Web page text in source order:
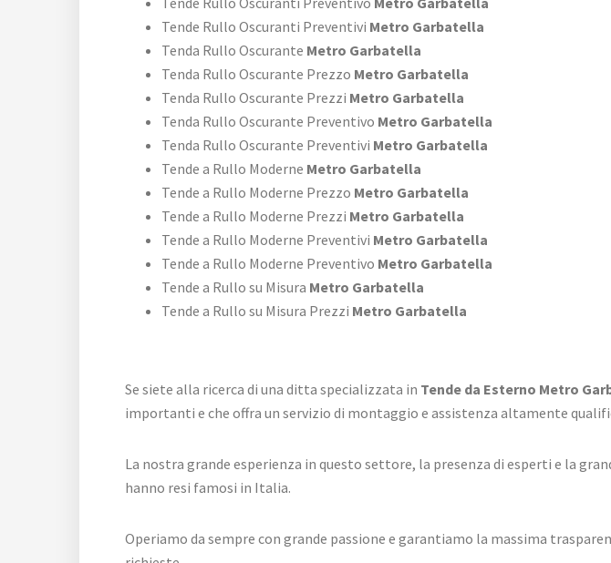
Tende Rullo Oscuranti Preventivi Metro Garbatella
Tenda Rullo Oscurante Metro Garbatella
Tenda Rullo Oscurante Prezzo Metro Garbatella
Tenda Rullo Oscurante Prezzi Metro Garbatella
Tenda Rullo Oscurante Preventivo Metro Garbatella
Tenda Rullo Oscurante Preventivi Metro Garbatella
Tende a Rullo Moderne Metro Garbatella
Tende a Rullo Moderne Prezzo Metro Garbatella
Tende a Rullo Moderne Prezzi Metro Garbatella
Tende a Rullo Moderne Preventivi Metro Garbatella
Tende a Rullo Moderne Preventivo Metro Garbatella
Tende a Rullo su Misura Metro Garbatella
Tende a Rullo su Misura Prezzi Metro Garbatella
Se siete alla ricerca di una ditta specializzata in Tende da Esterno Metro
importanti e che offra un servizio di montaggio e assistenza altamente
La nostra grande esperienza in questo settore, la presenza di esperti e la
hanno resi famosi in Italia.
Operiamo da sempre con grande passione e garantiamo la massima